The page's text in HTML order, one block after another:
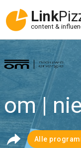
Link
content &
om |
Alle